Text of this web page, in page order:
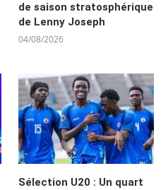
de saison stratosphérique
de Lenny Joseph
04/08/2026
Sélection U20 : Un quart